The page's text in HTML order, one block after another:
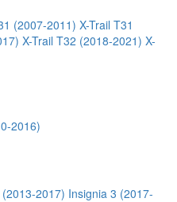
(2007-2011) X-Trail T31
X-Trail T32 (2018-2021) X-
2016)
2017) Insignia 3 (2017-